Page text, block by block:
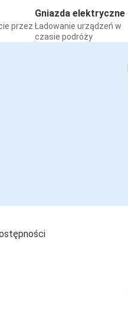
przez
Gniazda elektryczne
Ładowanie urządzeń w
czasie podróży